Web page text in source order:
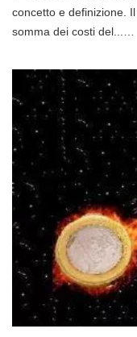
concetto e definizione.
somma dei costi del...…